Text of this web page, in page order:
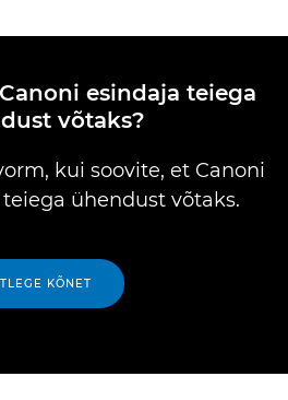
esindaja teiega
võtaks?
kui soovite, et Canoni
ühendust võtaks.
KÕNET